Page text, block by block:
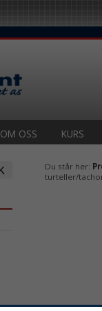
OM OSS KURS
Du står her:
turteller/